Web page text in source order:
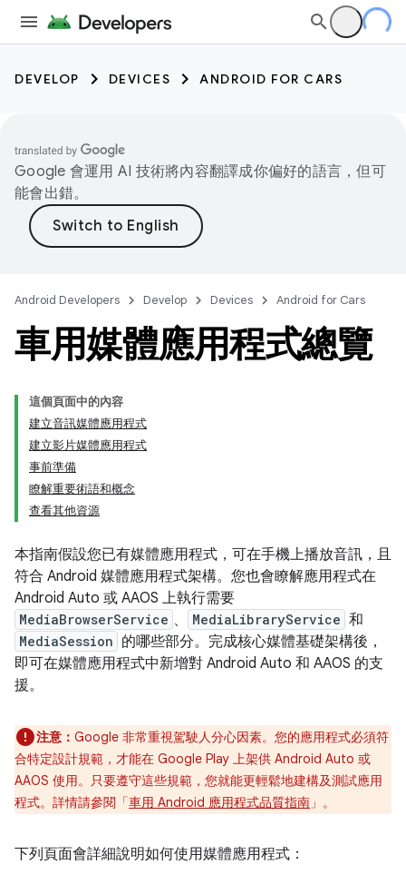
DEVELOP DEVICES ANDROID FOR CARS
Google 會運用 AI 技術將內容翻譯成你偏好的語言，但可
能會出錯。
Android Developers Develop Devices Android for Cars
車用媒體應用程式總覽
這個頁面中的內容
建立音訊媒體應用程式
建立影片媒體應用程式
事前準備
瞭解重要術語和概念
查看其他資源
本指南假設您已有媒體應用程式，可在手機上播放音訊，且
符合 Android 媒體應用程式架構。您也會瞭解應用程式在
Android Auto 或 AAOS 上執行需要
MediaBrowserService 、 MediaLibraryService 和
MediaSession 的哪些部分。完成核心媒體基礎架構後，
即可在媒體應用程式中新增對 Android Auto 和 AAOS 的支
援。
注意： Google 非常重視駕駛人分心因素。您的應用程式必須符
合特定設計規範，才能在 Google Play 上架供 Android Auto 或
AAOS 使用。只要遵守這些規範，您就能更輕鬆地建構及測試應用
程式。詳情請參閱「車用 Android 應用程式品質指南 」。
下列頁面會詳細說明如何使用媒體應用程式：